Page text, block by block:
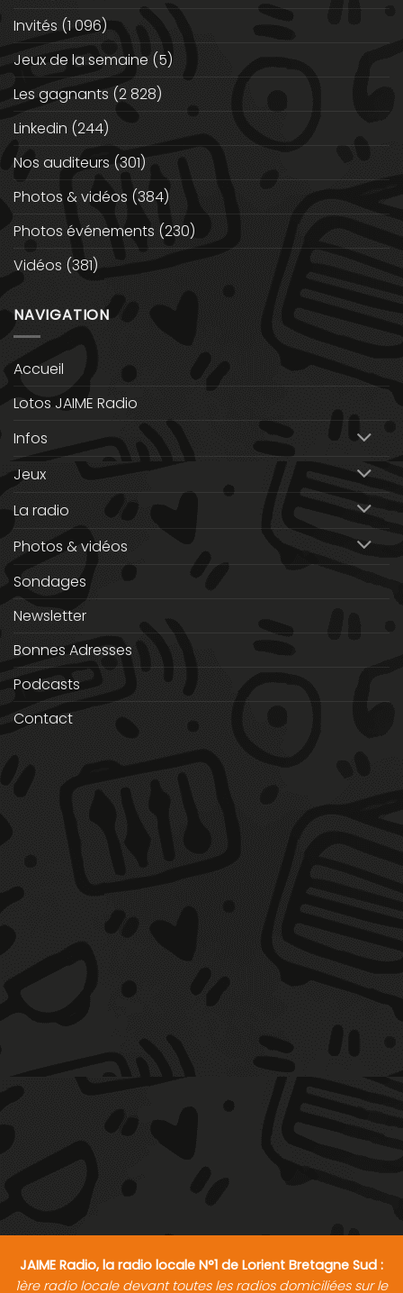
Invités (1 096)
Jeux de la semaine (5)
Les gagnants (2 828)
Linkedin (244)
Nos auditeurs (301)
Photos & vidéos (384)
Photos événements (230)
Vidéos (381)
NAVIGATION
Accueil
Lotos JAIME Radio
Infos
Jeux
La radio
Photos & vidéos
Sondages
Newsletter
Bonnes Adresses
Podcasts
Contact
JAIME Radio, la radio locale N°1 de Lorient Bretagne Sud :
1ère radio locale devant toutes les radios domiciliées sur le